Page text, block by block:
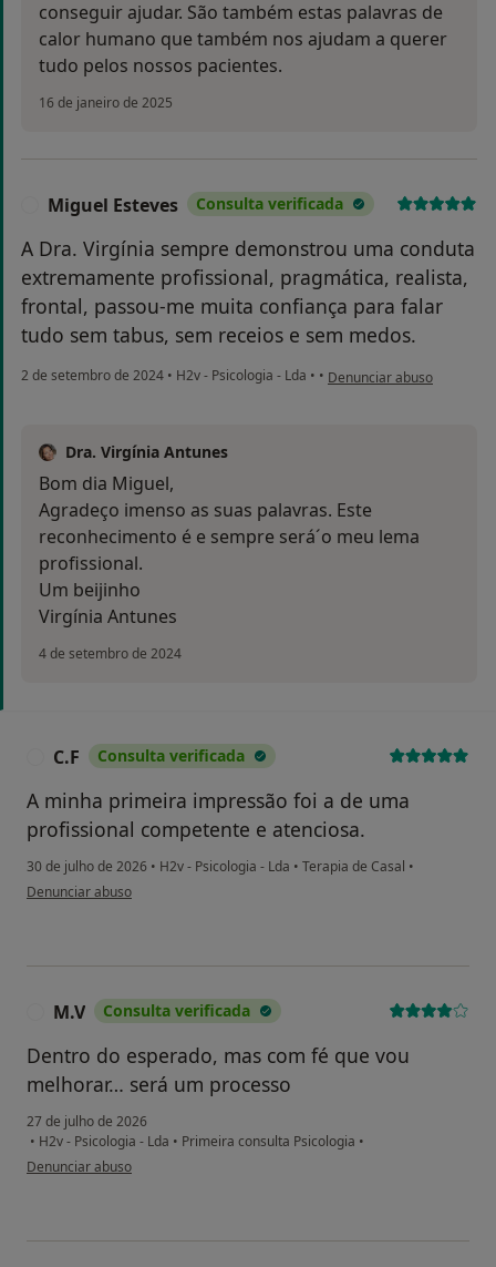
conseguir ajudar. São também estas palavras de
calor humano que também nos ajudam a querer
tudo pelos nossos pacientes.
16 de janeiro de 2025
Miguel Esteves Consulta verificada
A Dra. Virgínia sempre demonstrou uma conduta
extremamente profissional, pragmática, realista,
frontal, passou-me muita confiança para falar
tudo sem tabus, sem receios e sem medos.
2 de setembro de 2024 • H2v - Psicologia - Lda • • na opinião do utilizador
Denunciar abuso
Dra. Virgínia Antunes
Bom dia Miguel,
Agradeço imenso as suas palavras. Este
reconhecimento é e sempre será´o meu lema
profissional.
Um beijinho
Virgínia Antunes
4 de setembro de 2024
C.F Consulta verificada
A minha primeira impressão foi a de uma
profissional competente e atenciosa.
30 de julho de 2026 • H2v - Psicologia - Lda • Terapia de Casal •
na opinião do utilizador C.F
Denunciar abuso
M.V Consulta verificada
Dentro do esperado, mas com fé que vou
melhorar… será um processo
27 de julho de 2026
• H2v - Psicologia - Lda • Primeira consulta Psicologia •
na opinião do utilizador M.V
Denunciar abuso